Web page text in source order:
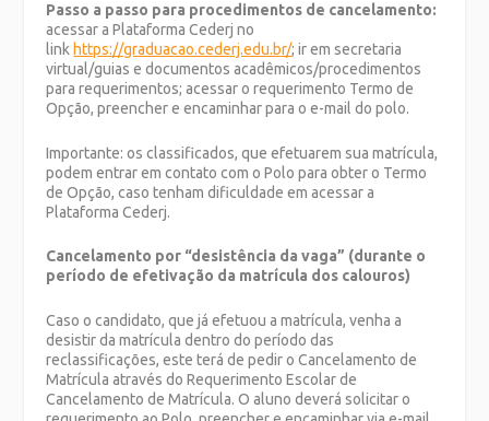
Passo a passo para procedimentos de cancelamento:
acessar a Plataforma Cederj no
link https://graduacao.cederj.edu.br/; ir em secretaria
virtual/guias e documentos acadêmicos/procedimentos
para requerimentos; acessar o requerimento Termo de
Opção, preencher e encaminhar para o e-mail do polo.
Importante: os classificados, que efetuarem sua matrícula,
podem entrar em contato com o Polo para obter o Termo
de Opção, caso tenham dificuldade em acessar a
Plataforma Cederj.
Cancelamento por “desistência da vaga” (durante o
período de efetivação da matrícula dos calouros)
Caso o candidato, que já efetuou a matrícula, venha a
desistir da matrícula dentro do período das
reclassificações, este terá de pedir o Cancelamento de
Matrícula através do Requerimento Escolar de
Cancelamento de Matrícula. O aluno deverá solicitar o